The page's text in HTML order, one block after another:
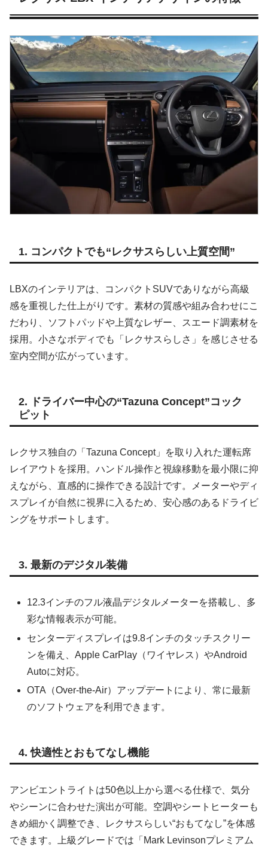
1. コンパクトでも“レクサスらしい上質空間”
LBXのインテリアは、コンパクトSUVでありながら高級
感を重視した仕上がりです。素材の質感や組み合わせにこ
だわり、ソフトパッドや上質なレザー、スエード調素材を
採用。小さなボディでも「レクサスらしさ」を感じさせる
室内空間が広がっています。
2. ドライバー中心の“Tazuna Concept”コック
ピット
レクサス独自の「Tazuna Concept」を取り入れた運転席
レイアウトを採用。ハンドル操作と視線移動を最小限に抑
えながら、直感的に操作できる設計です。メーターやディ
スプレイが自然に視界に入るため、安心感のあるドライビ
ングをサポートします。
3. 最新のデジタル装備
12.3インチのフル液晶デジタルメーターを搭載し、多
彩な情報表示が可能。
センターディスプレイは9.8インチのタッチスクリー
ンを備え、Apple CarPlay（ワイヤレス）やAndroid
Autoに対応。
OTA（Over-the-Air）アップデートにより、常に最新
のソフトウェアを利用できます。
4. 快適性とおもてなし機能
アンビエントライトは50色以上から選べる仕様で、気分
やシーンに合わせた演出が可能。空調やシートヒーターも
きめ細かく調整でき、レクサスらしい“おもてなし”を体感
できます。上級グレードでは「Mark Levinsonプレミアム